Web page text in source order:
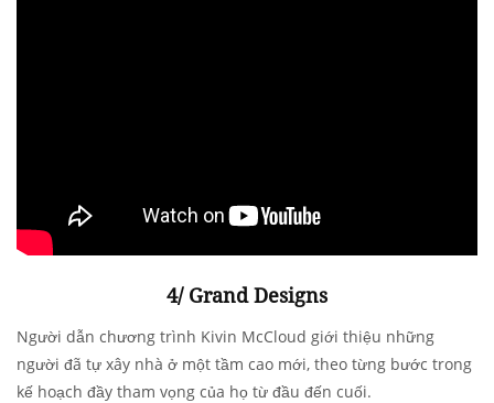
4/ Grand Designs
Người dẫn chương trình Kivin McCloud giới thiệu những
người đã tự xây nhà ở một tầm cao mới, theo từng bước trong
kế hoạch đầy tham vọng của họ từ đầu đến cuối.